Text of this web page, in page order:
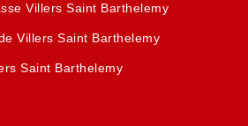
Villers Saint Barthelemy
Villers Saint Barthelemy
Saint Barthelemy